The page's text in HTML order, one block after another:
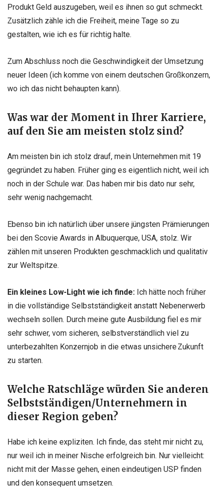
Produkt Geld auszugeben, weil es ihnen so gut schmeckt.
Zusätzlich zähle ich die Freiheit, meine Tage so zu
gestalten, wie ich es für richtig halte.
Zum Abschluss noch die Geschwindigkeit der Umsetzung
neuer Ideen (ich komme von einem deutschen Großkonzern,
wo ich das nicht behaupten kann).
Was war der Moment in Ihrer Karriere,
auf den Sie am meisten stolz sind?
Am meisten bin ich stolz drauf, mein Unternehmen mit 19
gegründet zu haben. Früher ging es eigentlich nicht, weil ich
noch in der Schule war. Das haben mir bis dato nur sehr,
sehr wenig nachgemacht.
Ebenso bin ich natürlich über unsere jüngsten Prämierungen
bei den Scovie Awards in Albuquerque, USA, stolz. Wir
zählen mit unseren Produkten geschmacklich und qualitativ
zur Weltspitze.
Ein kleines Low-Light wie ich finde: Ich hätte noch früher
in die vollständige Selbstständigkeit anstatt Nebenerwerb
wechseln sollen. Durch meine gute Ausbildung fiel es mir
sehr schwer, vom sicheren, selbstverständlich viel zu
unterbezahlten Konzernjob in die etwas unsichere Zukunft
zu starten.
Welche Ratschläge würden Sie anderen
Selbstständigen/Unternehmern in
dieser Region geben?
Habe ich keine expliziten. Ich finde, das steht mir nicht zu,
nur weil ich in meiner Nische erfolgreich bin. Nur vielleicht:
nicht mit der Masse gehen, einen eindeutigen USP finden
und den konsequent umsetzen.